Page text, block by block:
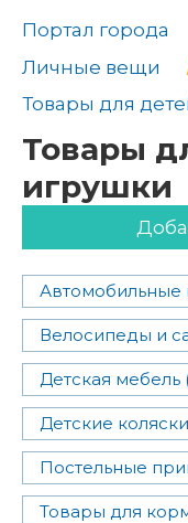
Портал города
Личные вещи
Товары для
Товары
игрушки
Автомобильные
Велосипеды и
Детская мебель
Детские
Постельные
Товары для